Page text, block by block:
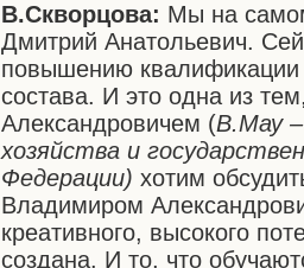
В.Скворцова: Мы на
Дмитрий Анатольевич.
повышению квалификации
состава. И это одна из
Александровичем (В.Мау –
хозяйства и
Федерации) хотим
Владимиром
креативного, высокого
создана. И то, что